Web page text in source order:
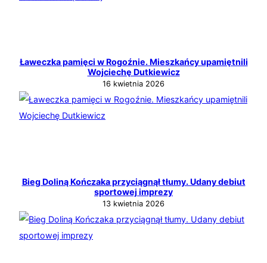
Ławeczka pamięci w Rogoźnie. Mieszkańcy upamiętnili
Wojciechę Dutkiewicz
16 kwietnia 2026
Bieg Doliną Kończaka przyciągnął tłumy. Udany debiut
sportowej imprezy
13 kwietnia 2026